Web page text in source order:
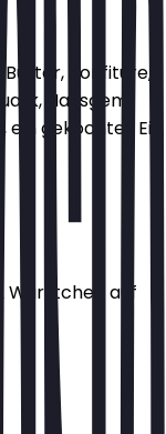
Butter, Konfitüre,
Hausgem.
ein gekochtes Ei
Würstchen auf